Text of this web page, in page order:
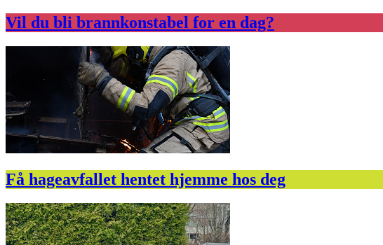
Vil du bli brannkonstabel for en dag?
Få hageavfallet hentet hjemme hos deg